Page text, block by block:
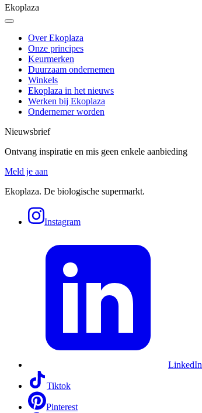
Ekoplaza
Over Ekoplaza
Onze principes
Keurmerken
Duurzaam ondernemen
Winkels
Ekoplaza in het nieuws
Werken bij Ekoplaza
Ondernemer worden
Nieuwsbrief
Ontvang inspiratie en mis geen enkele aanbieding
Meld je aan
Ekoplaza. De biologische supermarkt.
Instagram
LinkedIn
Tiktok
Pinterest